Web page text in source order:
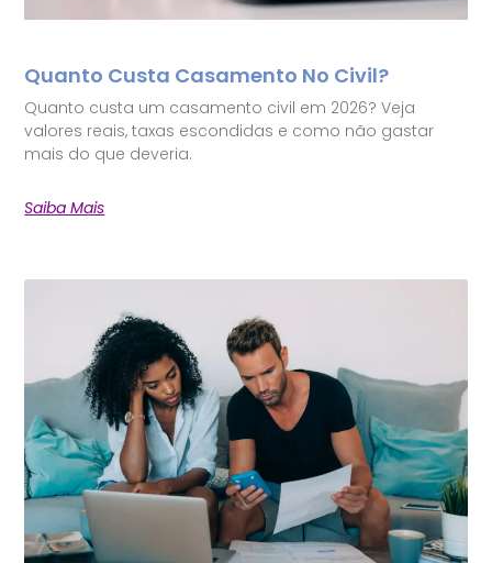
Quanto Custa Casamento No Civil?
Quanto custa um casamento civil em 2026? Veja
valores reais, taxas escondidas e como não gastar
mais do que deveria.
Saiba Mais